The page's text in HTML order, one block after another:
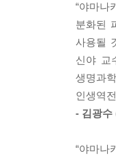
도전정
긴박했
노벨상
찾아왔
지도교
의사가
“야마나
분화된
사용될
신야 교
생명과
인생역
- 김광수
“야마나